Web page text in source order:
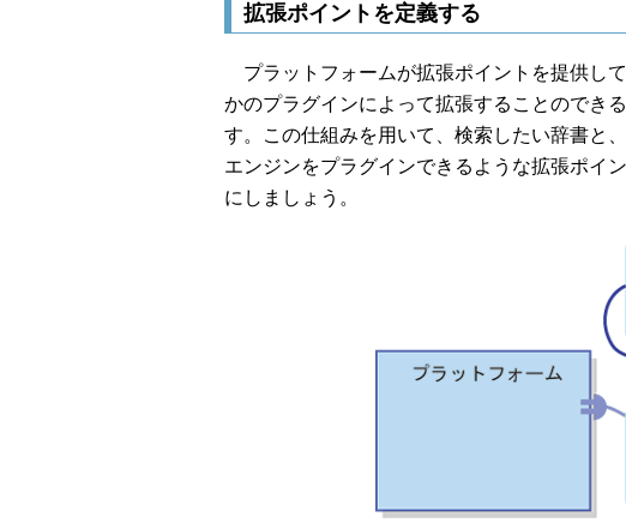
拡張ポイントを定義する
プラットフォームが拡張ポイントを提供し
かのプラグインによって拡張することのでき
す。この仕組みを用いて、検索したい辞書と
エンジンをプラグインできるような拡張ポイ
にしましょう。